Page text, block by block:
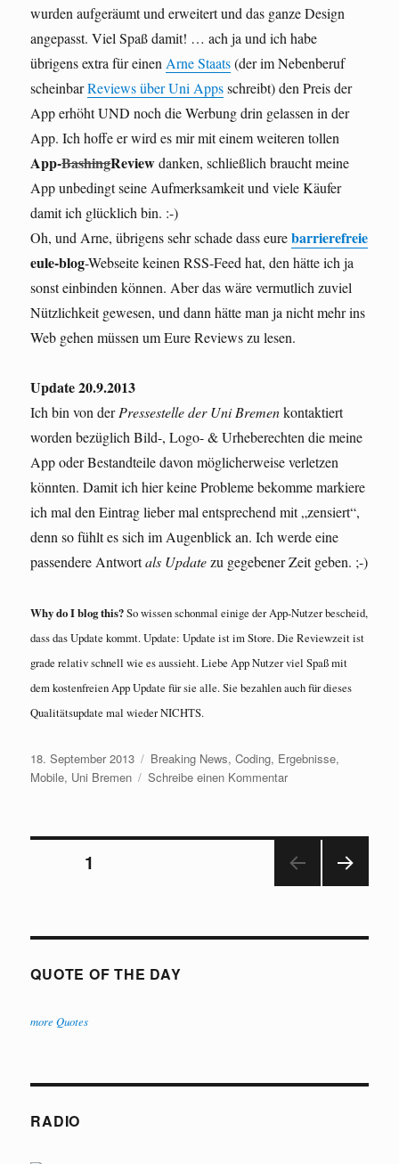
wurden aufgeräumt und erweitert und das ganze Design
angepasst. Viel Spaß damit! … ach ja und ich habe
übrigens extra für einen Arne Staats(der im Nebenberuf
scheinbarReviews über Uni Appsschreibt) den Preis der
App erhöht UND noch die Werbung drin gelassen in der
App. Ich hoffe er wird es mir mit einem weiteren tollen
App-BashingReviewdanken, schließlich braucht meine
App unbedingt seine Aufmerksamkeit und viele Käufer
damit ich glücklich bin. :-)
Oh, und Arne, übrigens sehr schade dass eurebarrierefreie
eule-blog-Webseite keinen RSS-Feed hat, den hätte ich ja
sonst einbinden können. Aber das wäre vermutlich zuviel
Nützlichkeit gewesen, und dann hätte man ja nicht mehr ins
Web gehen müssen um Eure Reviews zu lesen.
Update 20.9.2013
Ich bin von derPressestelle der Uni Bremenkontaktiert
worden bezüglich Bild-, Logo- & Urheberechten die meine
App oder Bestandteile davon möglicherweise verletzen
könnten. Damit ich hier keine Probleme bekomme markiere
ich mal den Eintrag lieber mal entsprechend mit „zensiert“,
denn so fühlt es sich im Augenblick an. Ich werde eine
passendere Antwortals Updatezu gegebener Zeit geben. ;-)
Why do I blog this?So wissen schonmal einige der App-Nutzer bescheid,
dass das Update kommt. Update: Update ist im Store. Die Reviewzeit ist
grade relativ schnell wie es aussieht. Liebe App Nutzer viel Spaß mit
dem kostenfreien App Update für sie alle. Sie bezahlen auch für dieses
Qualitätsupdate mal wieder NICHTS.
Veröffentlicht
am
18. September 2013 Kategorien
Breaking News,Coding, Ergebnisse,
Mobile, Uni Bremen Schreibe einen Kommentarzu
für
7
Seitennummerierung
Beiträge
1
E
QUOTE OF THE DAY
more Quotes
RADIO